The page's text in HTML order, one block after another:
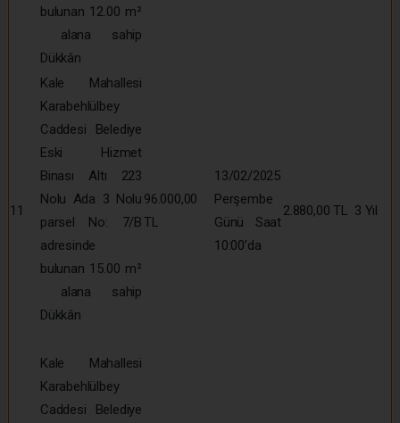
bulunan 12.00 m²
alana sahip
Dükkân
11
Kale Mahallesi
Karabehlülbey
Caddesi Belediye
Eski Hizmet
Binası Altı 223
Nolu Ada 3 Nolu
parsel No: 7/B
adresinde
bulunan 15.00 m²
alana sahip
Dükkân
96.000,00
TL
13/02/2025
Perşembe
Günü Saat
10:00’da
2.880,00 TL 3 Yıl
Kale Mahallesi
Karabehlülbey
Caddesi Belediye